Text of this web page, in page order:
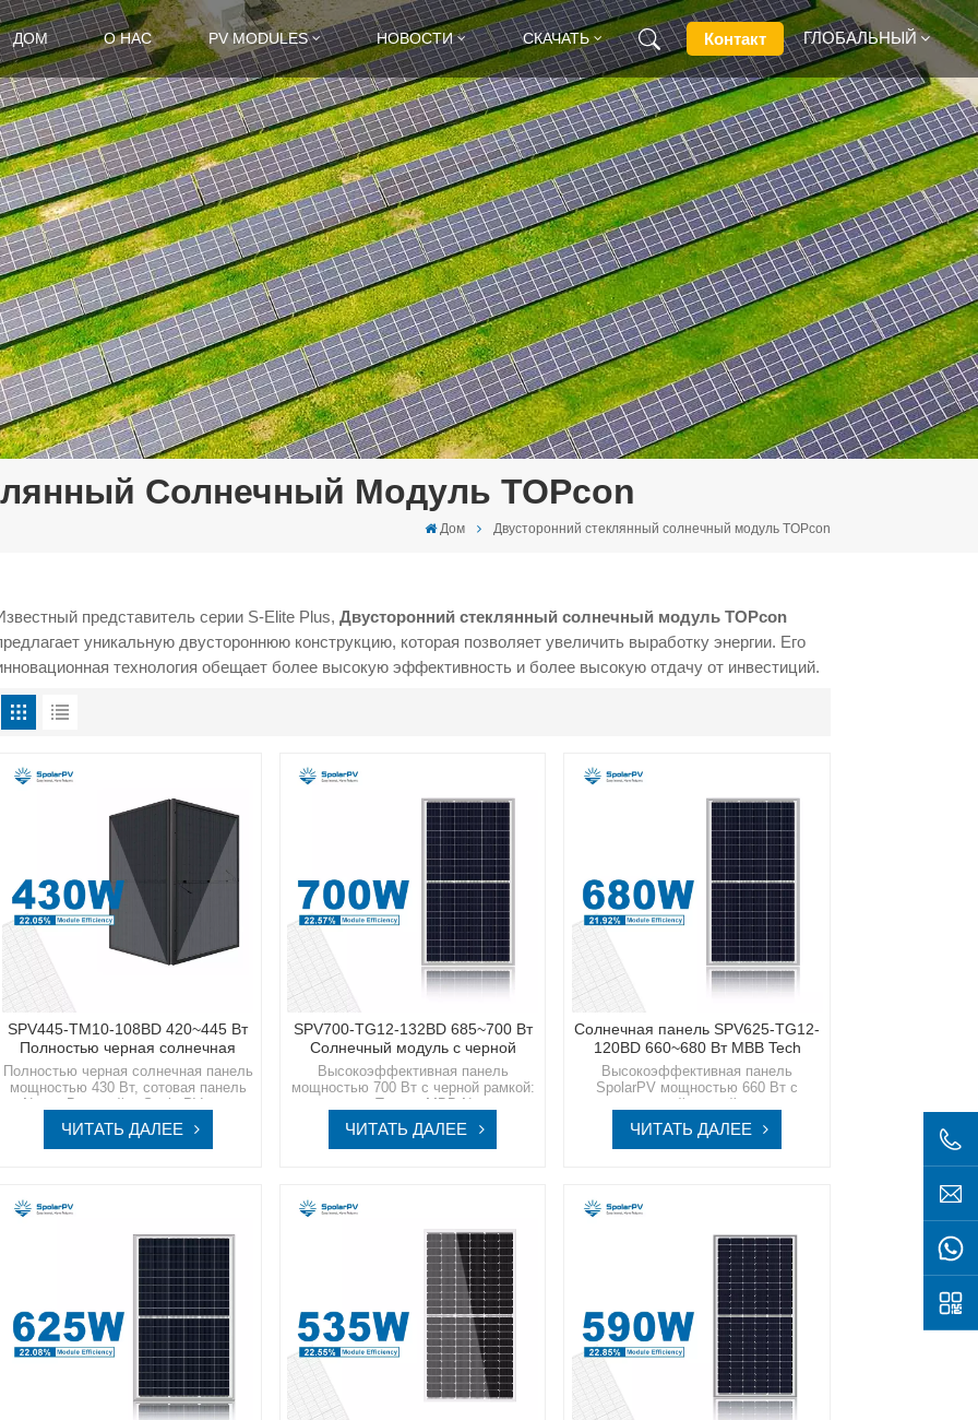
ДОМ О НАС PV MODULES НОВОСТИ СКАЧАТЬ Контакт ГЛОБАЛЬНЫЙ
English
Français
Deutsch
Русский
Italiano
Español
Солнечный Модуль TOPcon
Дом Двусторонний стеклянный солнечный модуль TOPcon
представитель серии S-Elite Plus, Двусторонний стеклянный солнечный модуль TOPcon
уникальную двустороннюю конструкцию, которая позволяет увеличить выработку энергии. Его
технология обещает более высокую эффективность и более высокую отдачу от инвестиций.
SPV445-TM10-108BD 420~445 Вт
Полностью черная солнечная
панель
Полностью черная солнечная панель
мощностью 430 Вт, сотовая панель
своих солнечных решений, где мы
сочетаем инновации с устойчивым
развитием, прокладывая путь к
ЧИТАТЬ ДАЛЕЕ
SPV700-TG12-132BD 685~700 Вт
Солнечный модуль с черной
рамкой
Высокоэффективная панель
мощностью 700 Вт с черной рамкой:
Испытайте новое поколение
солнечных технологий с SpolarPV,
где инновации сочетаются с
ЧИТАТЬ ДАЛЕЕ
Солнечная панель SPV625-TG12-
120BD 660~680 Вт MBB Tech
Высокоэффективная панель
SpolarPV мощностью 660 Вт с
усовершенствованный модуль
Topcon MBB N-типа Используйте
энергию солнца, как никогда раньше,
для обеспечения беспрецедентной
эффективности и надежности.
ЧИТАТЬ ДАЛЕЕ